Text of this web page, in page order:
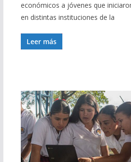
económicos a jóvenes que
en distintas instituciones de la
Leer más